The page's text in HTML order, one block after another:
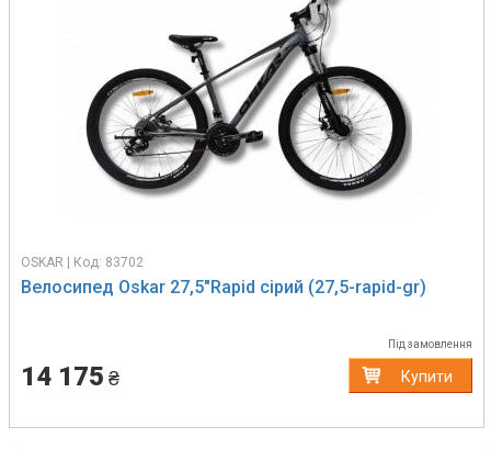
OSKAR | Код: 83702
Велосипед Oskar 27,5"Rapid сірий (27,5-rapid-gr)
Під замовлення
14 175 ₴ Купити